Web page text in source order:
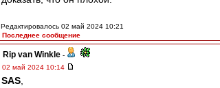
Редактировалось 02 май 2024 10:21
Последнее сообщение
Rip van Winkle -
02 май 2024 10:14
SAS